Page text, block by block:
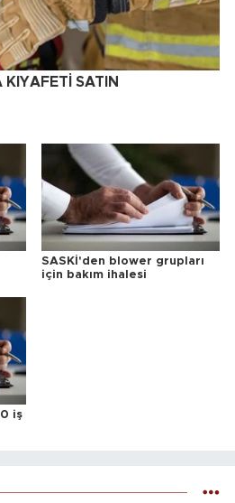
KIYAFETİ SATIN
SASKİ'den blower grupları
için bakım ihalesi
iş